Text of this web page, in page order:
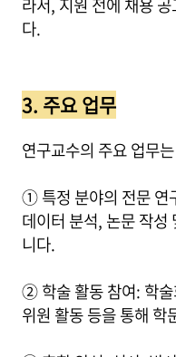
라서, 지원 전에 채용
다.
3. 주요 업무
연구교수의 주요 업무
① 특정 분야의 전문 연
데이터 분석, 논문 작성
니다.
② 학술 활동 참여: 학
위원 활동 등을 통해 학